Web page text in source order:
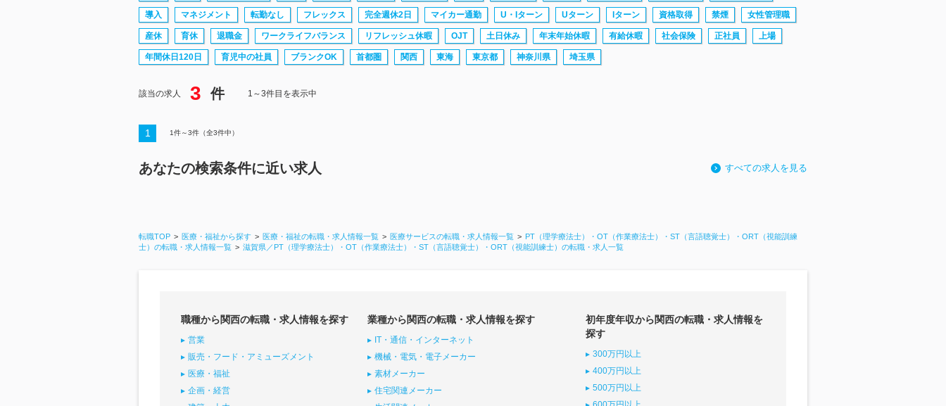
導入 マネジメント 転勤なし フレックス 完全週休2日 マイカー通勤 U・Iターン Uターン Iターン 資格取得 禁煙 女性管理職
産休 育休 退職金 ワークライフバランス リフレッシュ休暇 OJT 土日休み 年末年始休暇 有給休暇 社会保険 正社員 上場
年間休日120日 育児中の社員 ブランクOK 首都圏 関西 東海 東京都 神奈川県 埼玉県
該当の求人 3 件 1～3件目を表示中
1 1件～3件（全3件中）
あなたの検索条件に近い求人 すべての求人を見る
転職TOP 医療・福祉から探す 医療・福祉の転職・求人情報一覧 医療サービスの転職・求人情報一覧
PT（理学療法士）・OT（作業療法士）・ST（言語聴覚士）・ORT（視能訓練
士）の転職・求人情報一覧
滋賀県／PT（理学療法士）・OT（作業療法士）・ST（言語聴覚士）・ORT（視能訓練士）の転職・求人一覧
職種から関西の転職・求人情報を探す
営業
販売・フード・アミューズメント
医療・福祉
企画・経営
業種から関西の転職・求人情報を探す
IT・通信・インターネット
機械・電気・電子メーカー
素材メーカー
住宅関連メーカー
初年度年収から関西の転職・求人情報を
探す
300万円以上
400万円以上
500万円以上